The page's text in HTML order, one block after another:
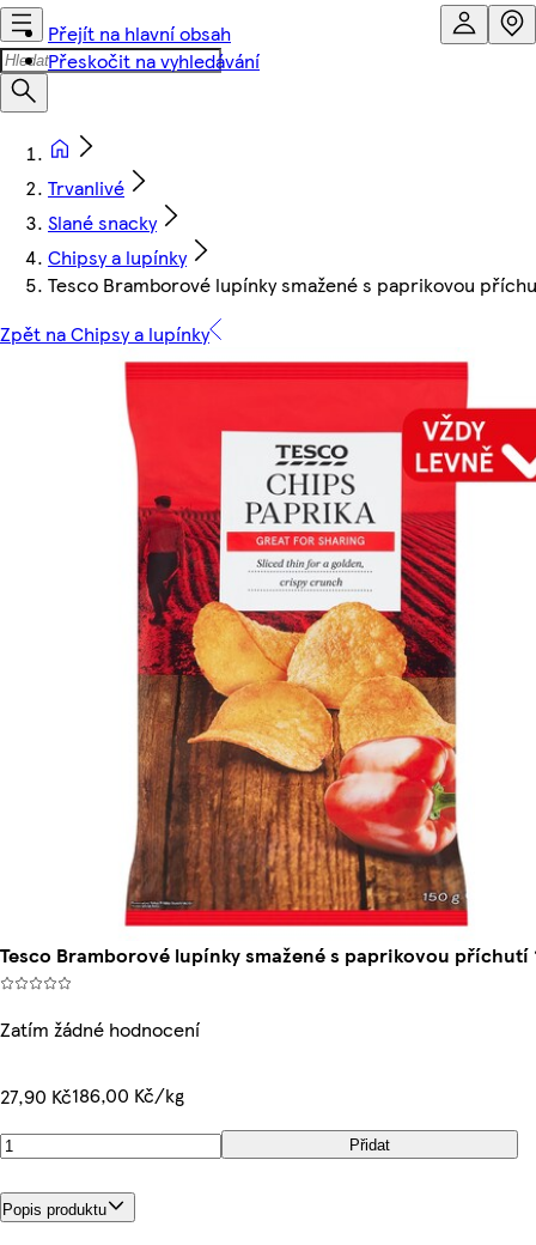
Přejít na hlavní obsah
Přeskočit na vyhledávání
Trvanlivé
Slané snacky
Chipsy a lupínky
Tesco Bramborové lupínky smažené s paprikovou
Zpět na Chipsy a lupínky
Tesco Bramborové lupínky smažené s paprikovou příchutí
Zatím žádné hodnocení
27,90 Kč186,00 Kč/kg
Přidat
Popis produktu